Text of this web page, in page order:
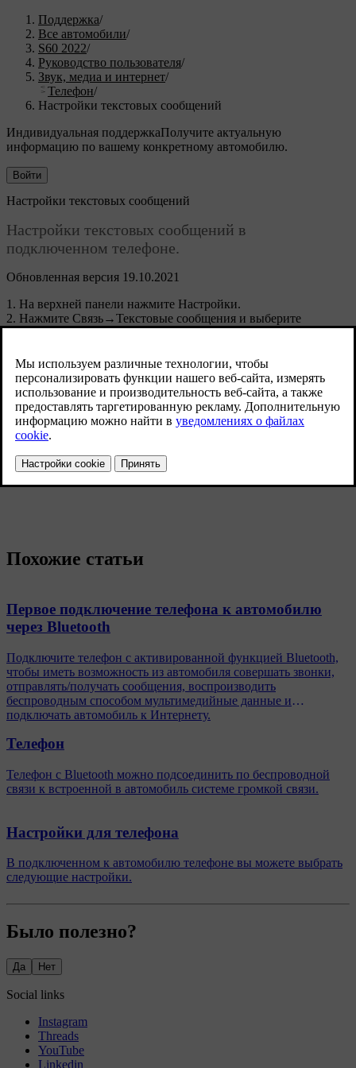
Поддержка/
Все автомобили/
S60 2022/
Руководство пользователя/
Звук, медиа и интернет/
Телефон/
Настройки текстовых сообщений
Индивидуальная поддержкаПолучите актуальную
информацию по вашему конкретному автомобилю.
Войти
Обновленная версия 19.10.2021
Настройки текстовых сообщений
Настройки текстовых сообщений в
подключенном телефоне.
На верхней панели нажмите Настройки.
Нажмите Связь→Текстовые сообщения и выберите
настройки:
Уведомление на центральном дисплее– уведомления о
сообщениях отображаются в строке состояния
центрального дисплея.
Уведомление на дисплее водителя– уведомления о
сообщениях отображаются на дисплее водителя, и
входящие сообщения могут обрабатывается кнопками
Сигнал текстового сообщения
Похожие статьи
Первое подключение телефона к автомобилю
через Bluetooth
Подключите телефон с активированной функцией Bluetooth,
чтобы иметь возможность из автомобиля совершать звонки,
отправлять/получать сообщения, воспроизводить
беспроводным способом мультимедийные данные и
подключать автомобиль к Интернету.
Телефон
Телефон с Bluetooth можно подсоединить по беспроводной
связи к встроенной в автомобиль системе громкой связи.
Настройки для телефона
В подключенном к автомобилю телефоне вы можете выбрать
следующие настройки.
Было полезно?
Да Нет